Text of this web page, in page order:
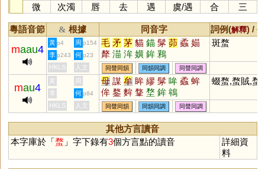
微
次濁 唇 去 遇 虞/遇 合 三
粵語音節 & 根據 同音字 詞例(解釋) /
maau4
黃 p4 周 p154 毛 矛 茅 貓 錨 髳 茆 蟊 媌
犛 渵 洠 嫹 鉾 鶜
斑蝥
李 p243 何 p23
HKLS 人文 同聲同韻 同韻同調 同聲同調
mau4
黃 周 母 謀 牟 眸 繆 髳 哞 蟊 蛑
侔 鍪 麰 鞪 堥 鉾 鴾
蝃蝥,蝥賊,蝥
李 何 p84
HKLS 人文 同聲同韻 同韻同調 同聲同調
其他方言讀音
本字庫於「蝥」字下錄有3個方言點的讀音
詳細資
料